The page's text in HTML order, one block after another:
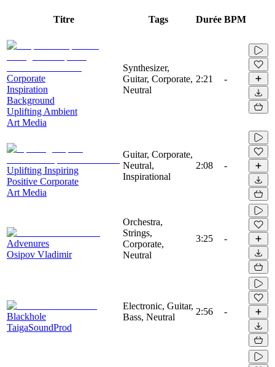
Titre Tags Durée BPM
Corporate
Inspiration
Background
Uplifting Ambient
Art Media
Synthesizer,
Guitar, Corporate,
Neutral
2:21 -
Uplifting Inspiring
Positive Corporate
Art Media
Guitar, Corporate,
Neutral,
Inspirational
2:08 -
Advenures
Osipov Vladimir
Orchestra,
Strings,
Corporate,
Neutral
3:25 -
Blackhole
TaigaSoundProd
Electronic, Guitar,
Bass, Neutral
2:56 -